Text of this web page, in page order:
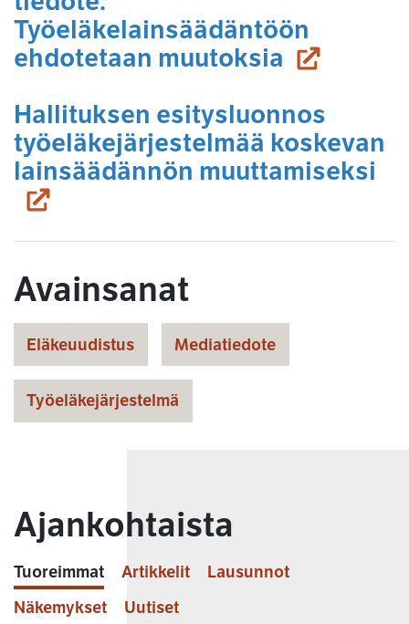
Työeläkelainsäädäntöön
ehdotetaan muutoksia (siirryt
Hallituksen esitysluonnos
työeläkejärjestelmää koskevan
lainsäädännön muuttamiseksi
Avainsanat
Eläkeuudistus Mediatiedote
Työeläkejärjestelmä
Ajankohtaista
Tuoreimmat Artikkelit
Lausunnot
Näkemykset
Uutiset